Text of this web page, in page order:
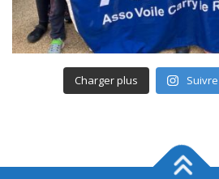
Charger plus